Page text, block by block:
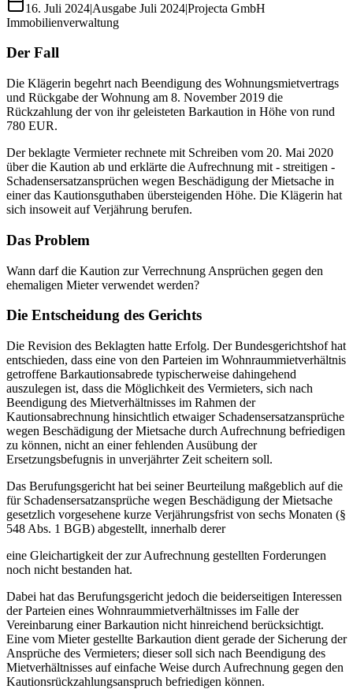
16. Juli 2024|Ausgabe Juli 2024|Projecta GmbH
Immobilienverwaltung
Der Fall
Die Klägerin begehrt nach Beendigung des Wohnungsmietvertrags
und Rückgabe der Wohnung am 8. November 2019 die
Rückzahlung der von ihr geleisteten Barkaution in Höhe von rund
780 EUR.
Der beklagte Vermieter rechnete mit Schreiben vom 20. Mai 2020
über die Kaution ab und erklärte die Aufrechnung mit - streitigen -
Schadensersatzansprüchen wegen Beschädigung der Mietsache in
einer das Kautionsguthaben übersteigenden Höhe. Die Klägerin hat
sich insoweit auf Verjährung berufen.
Das Problem
Wann darf die Kaution zur Verrechnung Ansprüchen gegen den
ehemaligen Mieter verwendet werden?
Die Entscheidung des Gerichts
Die Revision des Beklagten hatte Erfolg. Der Bundesgerichtshof hat
entschieden, dass eine von den Parteien im Wohnraummietverhältnis
getroffene Barkautionsabrede typischerweise dahingehend
auszulegen ist, dass die Möglichkeit des Vermieters, sich nach
Beendigung des Mietverhältnisses im Rahmen der
Kautionsabrechnung hinsichtlich etwaiger Schadensersatzansprüche
wegen Beschädigung der Mietsache durch Aufrechnung befriedigen
zu können, nicht an einer fehlenden Ausübung der
Ersetzungsbefugnis in unverjährter Zeit scheitern soll.
Das Berufungsgericht hat bei seiner Beurteilung maßgeblich auf die
für Schadensersatzansprüche wegen Beschädigung der Mietsache
gesetzlich vorgesehene kurze Verjährungsfrist von sechs Monaten (§
548 Abs. 1 BGB) abgestellt, innerhalb derer
eine Gleichartigkeit der zur Aufrechnung gestellten Forderungen
noch nicht bestanden hat.
Dabei hat das Berufungsgericht jedoch die beiderseitigen Interessen
der Parteien eines Wohnraummietverhältnisses im Falle der
Vereinbarung einer Barkaution nicht hinreichend berücksichtigt.
Eine vom Mieter gestellte Barkaution dient gerade der Sicherung der
Ansprüche des Vermieters; dieser soll sich nach Beendigung des
Mietverhältnisses auf einfache Weise durch Aufrechnung gegen den
Kautionsrückzahlungsanspruch befriedigen können.